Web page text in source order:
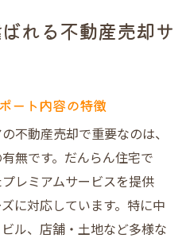
れる不動産売却サ
ート内容の特徴
不動産売却で重要なのは、
無です。だんらん住宅で
レミアムサービスを提供
に対応しています。特に中
ル、店舗・土地など多様な